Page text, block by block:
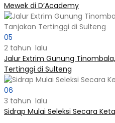
Mewek di D’Academy​
05
2 tahun lalu
Jalur Extrim Gunung
Tertinggi di Sulteng
06
3 tahun lalu
Sidrap Mulai Seleksi Secara